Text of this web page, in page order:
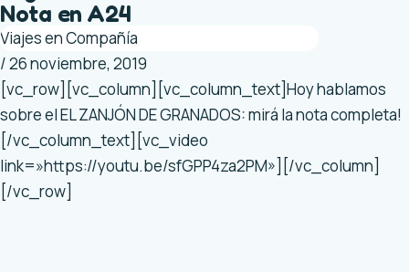
Nota en A24
Viajes en Compañía
/26 noviembre, 2019
[vc_row][vc_column][vc_column_text]Hoy hablamos
sobre el EL ZANJÓN DE GRANADOS: mirá la nota completa!
[/vc_column_text][vc_video
link=»https://youtu.be/sfGPP4za2PM»][/vc_column]
[/vc_row]